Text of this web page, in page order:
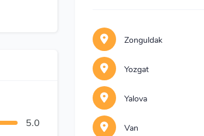
5.0
Zonguldak
Yozgat
Yalova
Van